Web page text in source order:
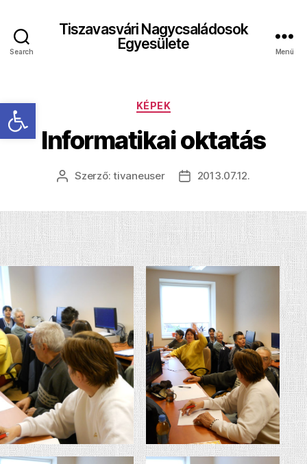
Eszköztár megnyitása
Search
Tiszavasvári Nagycsaládosok
Egyesülete
Menü
Kategóriák
KÉPEK
Informatikai oktatás
Bejegyzés
Szerző:tivaneuser
Bejegyzés
2013.07.12.